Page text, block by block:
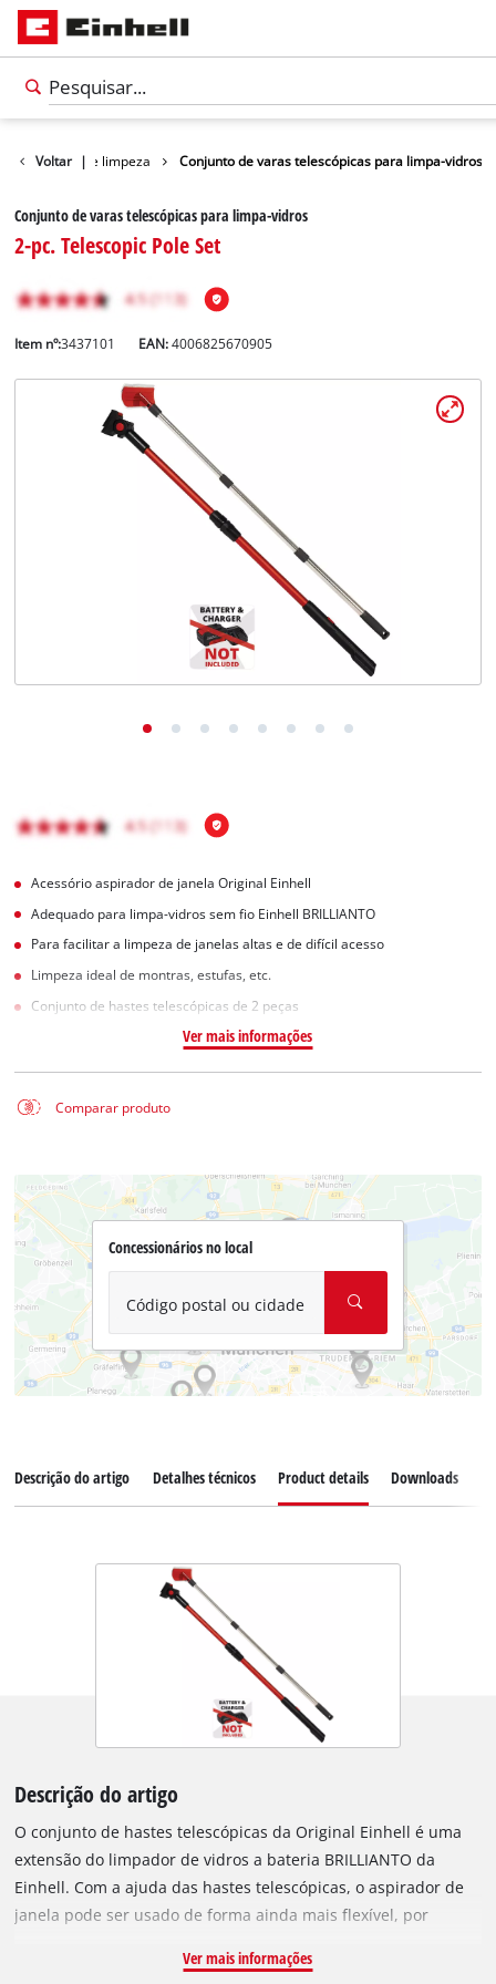
Voltar |
Acessórios de limpeza Conjunto de varas telescópicas para limpa-vidros
Conjunto de varas telescópicas para limpa-vidros
2-pc. Telescopic Pole Set
Item nº:3437101 EAN:4006825670905
Acessório aspirador de janela Original Einhell
Adequado para limpa-vidros sem fio Einhell BRILLIANTO
Para facilitar a limpeza de janelas altas e de difícil acesso
Limpeza ideal de montras, estufas, etc.
Conjunto de hastes telescópicas de 2 peças
Ver mais informações
Comparar produto
Concessionários no local
Código postal ou cidade
Descrição do artigo Detalhes técnicos Product details Downloads
Descrição do artigo
O conjunto de hastes telescópicas da Original Einhell é uma
extensão do limpador de vidros a bateria BRILLIANTO da
Einhell. Com a ajuda das hastes telescópicas, o aspirador de
janela pode ser usado de forma ainda mais flexível, por
de vidro, estufas ou janelas altas em escadas de difícil acesso.
Ver mais informações